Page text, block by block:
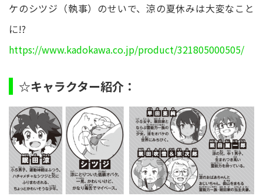
ケのシツジ（執事）のせいで、涼の夏休みは大変なこと
に!?
https://www.kadokawa.co.jp/product/321805000505/
☆キャラクター紹介：